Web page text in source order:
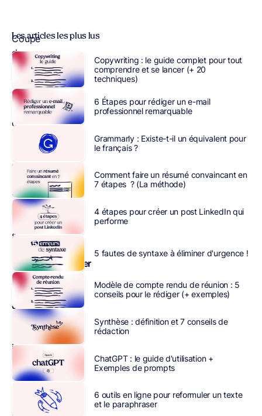
Coupe
de
champagne
à
l’arrivée,
fichier
client
perfectionné,
accueil
des
plus
courtois :
dans
le
secteur
luxe,chouchouter
ses
clients
en
magasinest
impératif.
ces
techniques
visant
Les articles les plus lus
Copywriting : le guide complet pour tout
comprendre et se lancer (+ 20
techniques)
6 Étapes pour rédiger un e-mail
professionnel remarquable
Grammarly : Existe-t-il un équivalent pour
le français ?
Comment faire un résumé convaincant en
7 étapes ? (La méthode)
4 étapes pour créer un post LinkedIn qui
performe
5 fautes de syntaxe à éliminer d'urgence !
Modèle de compte rendu de réunion : 5
conseils pour le rédiger (+ exemples)
Synthèse : définition et 7 conseils de
rédaction
ChatGPT : le guide d'utilisation +
Exemples de prompts
6 outils en ligne pour reformuler un texte
et le paraphraser